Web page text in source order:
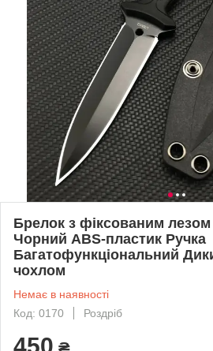
Брелок з фіксованим лезом
Чорний ABS-пластик Ручка
Багатофункціональний
чохлом
Немає в наявності
Код: 0170
Роздріб
450